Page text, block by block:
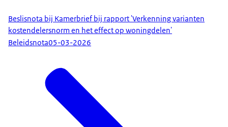
Beslisnota bij Kamerbrief bij rapport 'Verkenning varianten
kostendelersnorm en het effect op woningdelen'
Beleidsnota05-03-2026